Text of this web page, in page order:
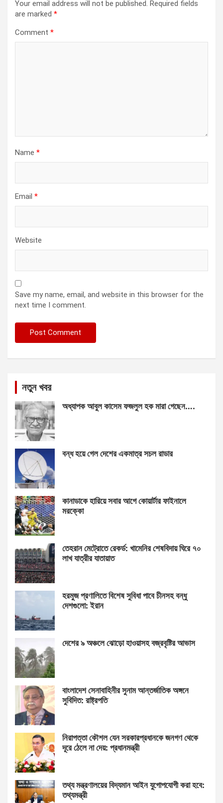
Your email address will not be published. Required fields
are marked *
Comment *
Name *
Email *
Website
Save my name, email, and website in this browser for the
next time I comment.
নতুন খবর
অধ্যাপক আবুল কাসেম ফজলুল হক মারা গেছেন….
বন্ধ হয়ে গেল দেশের একমাত্র সচল রাডার
কানাডাকে হারিয়ে সবার আগে কোয়ার্টার ফাইনালে
মরক্কো
তেহরান মেট্রোতে রেকর্ড: খামেনির শেষবিদায় ঘিরে ৭০
লাখ যাত্রীর যাতায়াত
হরমুজ প্রণালিতে বিশেষ সুবিধা পাবে চীনসহ বন্ধু
দেশগুলো: ইরান
দেশের ৯ অঞ্চলে ঝোড়ো হাওয়াসহ বজ্রবৃষ্টির আভাস
বাংলাদেশ সেনাবাহিনীর সুনাম আন্তর্জাতিক অঙ্গনে
সুবিদিত: রাষ্ট্রপতি
নিরাপত্তা কৌশল যেন সরকারপ্রধানকে জনগণ থেকে
দূরে ঠেলে না দেয়: প্রধানমন্ত্রী
তথ্য মন্ত্রণালয়ের বিদ্যমান আইন যুগোপযোগী করা হবে:
তথ্যমন্ত্রী